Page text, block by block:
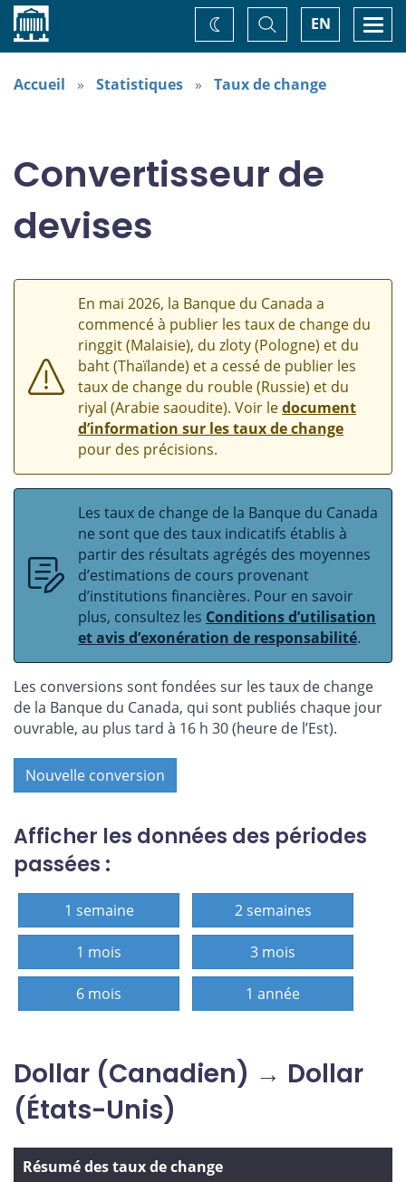
Accueil EN
Basculer
la
recherche
Changez
de
thème
Accueil Statistiques Taux de change
Convertisseur de
devises
En mai 2026, la Banque du Canada a
commencé à publier les taux de change du
ringgit (Malaisie), du zloty (Pologne) et du
baht (Thaïlande) et a cessé de publier les
taux de change du rouble (Russie) et du
riyal (Arabie saoudite). Voir ledocument
d’information sur les taux de change
pour des précisions.
Les taux de change de la Banque du Canada
ne sont que des taux indicatifs établis à
partir des résultats agrégés des moyennes
d’estimations de cours provenant
d’institutions financières. Pour en savoir
plus, consultez les Conditions d’utilisation
et avis d’exonération de responsabilité.
Les conversions sont fondées sur les taux de change
de la Banque du Canada, qui sont publiés chaque jour
ouvrable, au plus tard à 16 h 30 (heure de l’Est).
Nouvelle conversion
Afficher les données des périodes
passées :
1 semaine 2 semaines
1 mois 3 mois
6 mois 1 année
Dollar (Canadien) → Dollar
(États-Unis)
Résumé des taux de change